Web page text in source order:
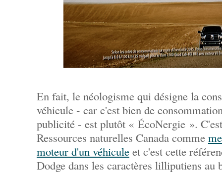
En fait, le néologisme qui désigne la
véhicule - car c'est bien de
publicité - est plutôt « ÉcoNergie ».
Ressources naturelles Canada comme
moteur d'un véhicule et c'est cette
Dodge dans les caractères lilliputiens au